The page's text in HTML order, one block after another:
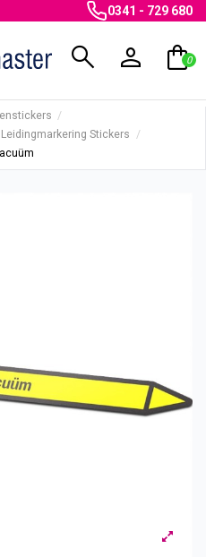
0341 - 729 680
search person shopping_bag
0
Stickers